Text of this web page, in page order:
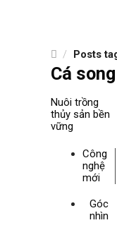
/ Posts
Cá
Nuôi trồng
thủy sản bền
vững
Công
nghệ
mới
Góc
nhìn